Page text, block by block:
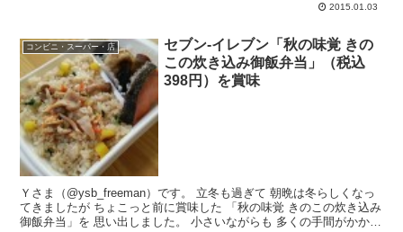
2015.01.03
コンビニ・スーパー・店
セブン-イレブン「秋の味覚 きの
この炊き込み御飯弁当」（税込
398円）を賞味
Ｙさま（@ysb_freeman）です。 立冬も過ぎて 朝晩は冬らしくなっ
てきましたが ちょこっと前に賞味した 「秋の味覚 きのこの炊き込み
御飯弁当」を 思い出しました。 小さいながらも 多くの手間がかかっ